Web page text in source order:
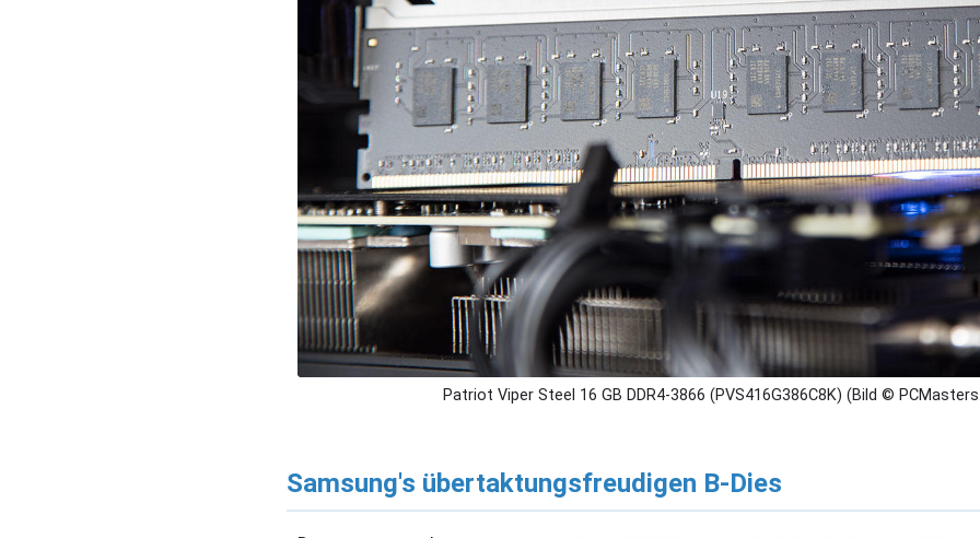
Patriot Viper Steel 16 GB DDR4-3866 (PVS416G386C8K) (Bild ©
Samsung's übertaktungsfreudigen B-Dies